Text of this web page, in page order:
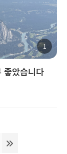
1
좋았습니다